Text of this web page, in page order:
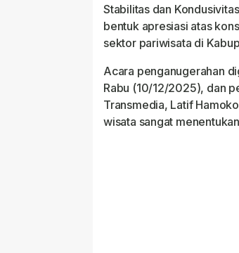
Stabilitas dan
bentuk apresiasi atas
sektor pariwisata di
Acara penganugerahan
Rabu (10/12/2025), dan
Transmedia, Latif
wisata sangat